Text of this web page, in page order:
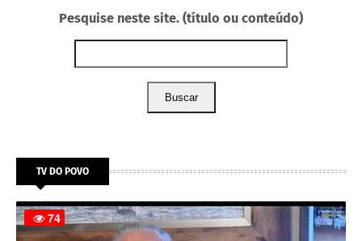
Pesquise neste site. (título ou conteúdo)
Buscar
TV DO POVO